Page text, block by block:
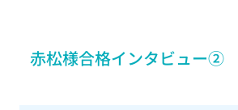
赤松様合格インタビュー②